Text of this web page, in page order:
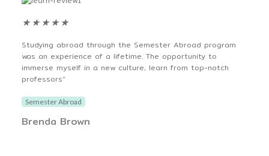
Studying abroad through the Semester Abroad program
was an experience of a lifetime. The opportunity to
immerse myself in a new culture, learn from top-notch
professors”
★ ★ ★ ★ ★
Brenda Brown
Semester Abroad